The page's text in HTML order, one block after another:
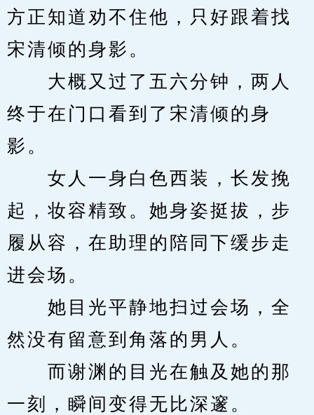
方正知道劝不住他，只好跟着找
宋清倾的身影。
大概又过了五六分钟，两人
终于在门口看到了宋清倾的身
影。
女人一身白色西装，长发挽
起，妆容精致。她身姿挺拔，步
履从容，在助理的陪同下缓步走
进会场。
她目光平静地扫过会场，全
然没有留意到角落的男人。
而谢渊的目光在触及她的那
一刻，瞬间变得无比深邃。